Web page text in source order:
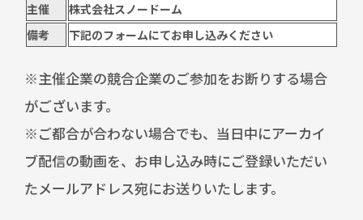
主催
株式会社スノードーム
備考
下記のフォームにてお申し込みください
※主催企業の競合企業のご参加をお断りする場合
がございます。
※ご都合が合わない場合でも、当日中にアーカイ
ブ配信の動画を、お申し込み時にご登録いただい
たメールアドレス宛にお送りいたします。